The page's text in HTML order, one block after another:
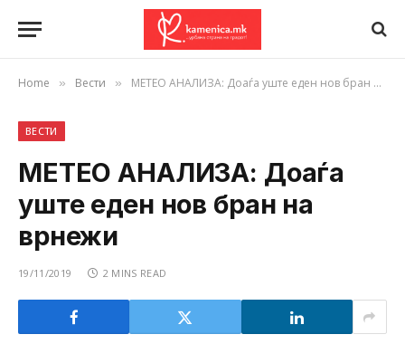
Home » Вести » МЕТЕО АНАЛИЗА: Доаѓа уште еден нов бран на врнежи
ВЕСТИ
МЕТЕО АНАЛИЗА: Доаѓа
уште еден нов бран на
врнежи
19/11/2019 2 MINS READ